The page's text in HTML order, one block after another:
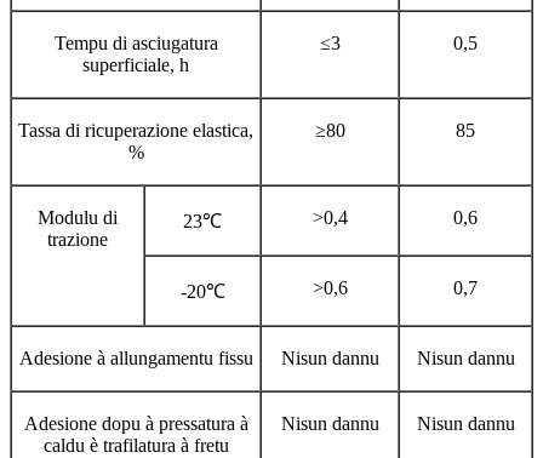
Tempu di asciugatura
superficiale, h
≤3 0,5
Tassa di ricuperazione elastica,
%
≥80 85
Modulu di
trazione
23℃ >0,4 0,6
-20℃ >0,6 0,7
Adesione à allungamentu fissu Nisun dannu Nisun dannu
Adesione dopu à pressatura à
caldu è trafilatura à fretu
Nisun dannu Nisun dannu